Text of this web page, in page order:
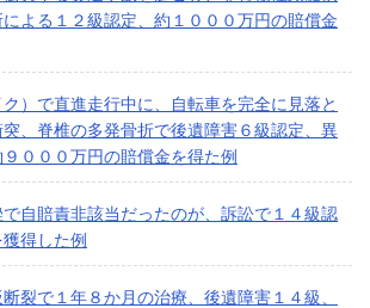
よる１２級認定、約１０００万円の賠償金
）で直進走行中に、自転車を完全に見落と
、脊椎の多発骨折で後遺障害６級認定、異
０００万円の賠償金を得た例
自賠責非該当だったのが、訴訟で１４級認
得した例
裂で１年８か月の治療、後遺障害１４級、